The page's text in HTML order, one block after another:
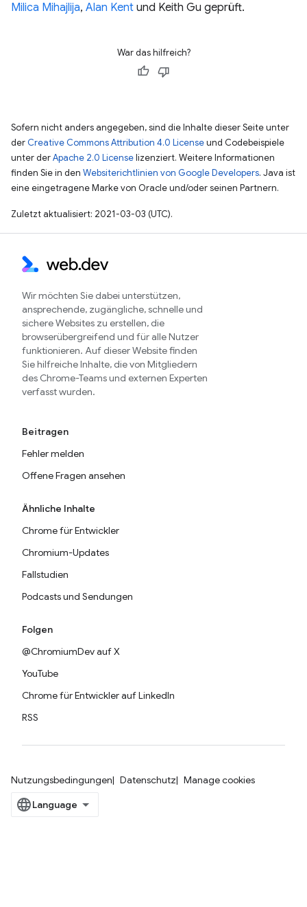
Milica Mihajlija, Alan Kent und Keith Gu geprüft.
War das hilfreich?
Sofern nicht anders angegeben, sind die Inhalte dieser Seite unter
der Creative Commons Attribution 4.0 Licenseund Codebeispiele
unter derApache 2.0 Licenselizenziert. Weitere Informationen
finden Sie in den Websiterichtlinien von Google Developers. Java ist
eine eingetragene Marke von Oracle und/oder seinen Partnern.
Zuletzt aktualisiert: 2021-03-03 (UTC).
Wir möchten Sie dabei unterstützen,
ansprechende, zugängliche, schnelle und
sichere Websites zu erstellen, die
browserübergreifend und für alle Nutzer
funktionieren. Auf dieser Website finden
Sie hilfreiche Inhalte, die von Mitgliedern
des Chrome-Teams und externen Experten
verfasst wurden.
Beitragen
Fehler melden
Offene Fragen ansehen
Ähnliche Inhalte
Chrome für Entwickler
Chromium-Updates
Fallstudien
Podcasts und Sendungen
Folgen
@ChromiumDev auf X
YouTube
Chrome für Entwickler auf LinkedIn
RSS
Nutzungsbedingungen Datenschutz Manage cookies